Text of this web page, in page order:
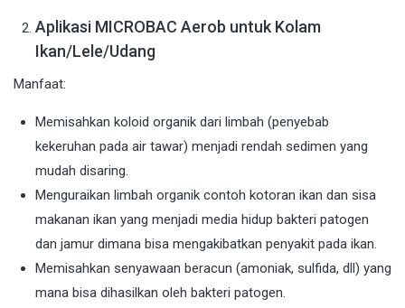
Aplikasi MICROBAC Aerob untuk Kolam
Ikan/Lele/Udang
Manfaat:
Memisahkan koloid organik dari limbah (penyebab
kekeruhan pada air tawar) menjadi rendah sedimen yang
mudah disaring.
Menguraikan limbah organik contoh kotoran ikan dan sisa
makanan ikan yang menjadi media hidup bakteri patogen
dan jamur dimana bisa mengakibatkan penyakit pada ikan.
Memisahkan senyawaan beracun (amoniak, sulfida, dll) yang
mana bisa dihasilkan oleh bakteri patogen.